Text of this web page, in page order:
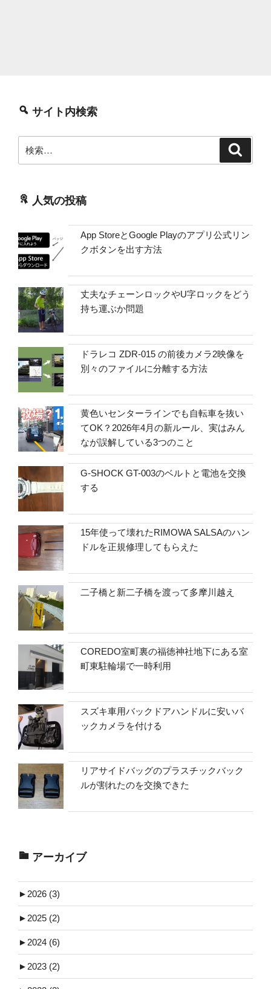
サイト内検索
索:
人気の投稿
App StoreとGoogle Playのアプリ公式リン
クボタンを出す方法
丈夫なチェーンロックやU字ロックをどう
持ち運ぶか問題
ドラレコ ZDR-015 の前後カメラ2映像を
別々のファイルに分離する方法
黄色いセンターラインでも自転車を抜い
てOK？2026年4月の新ルール、実はみん
なが誤解している3つのこと
G-SHOCK GT-003のベルトと電池を交換
する
15年使って壊れたRIMOWA SALSAのハン
ドルを正規修理してもらえた
二子橋と新二子橋を渡って多摩川越え
COREDO室町裏の福徳神社地下にある室
町東駐輪場で一時利用
スズキ車用バックドアハンドルに安いバ
ックカメラを付ける
リアサイドバッグのプラスチックバック
ルが割れたのを交換できた
アーカイブ
► 2026 (3)
► 2025 (2)
► 2024 (6)
► 2023 (2)